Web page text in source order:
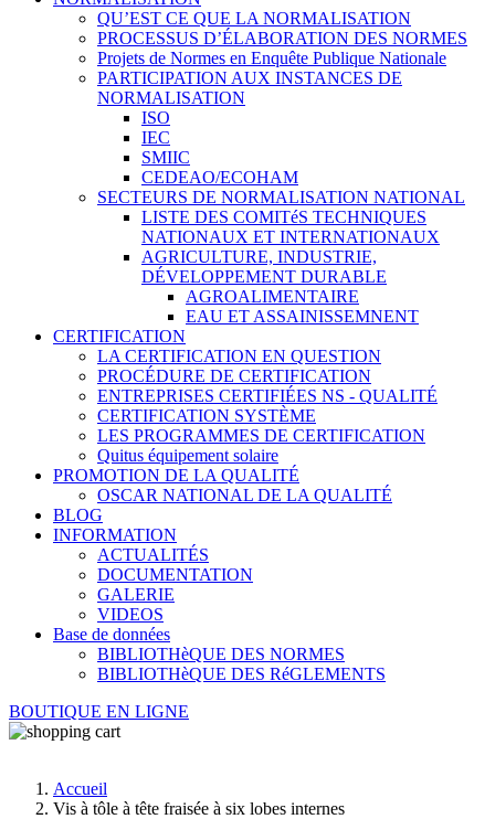
QU’EST CE QUE LA NORMALISATION
PROCESSUS D’ÉLABORATION DES NORMES
Projets de Normes en Enquête Publique Nationale
PARTICIPATION AUX INSTANCES DE
NORMALISATION
ISO
IEC
SMIIC
CEDEAO/ECOHAM
SECTEURS DE NORMALISATION NATIONAL
LISTE DES COMITéS TECHNIQUES
NATIONAUX ET INTERNATIONAUX
AGRICULTURE, INDUSTRIE,
DÉVELOPPEMENT DURABLE
AGROALIMENTAIRE
EAU ET ASSAINISSEMNENT
CERTIFICATION
LA CERTIFICATION EN QUESTION
PROCÉDURE DE CERTIFICATION
ENTREPRISES CERTIFIÉES NS - QUALITÉ
CERTIFICATION SYSTÈME
LES PROGRAMMES DE CERTIFICATION
Quitus équipement solaire
PROMOTION DE LA QUALITÉ
OSCAR NATIONAL DE LA QUALITÉ
BLOG
INFORMATION
ACTUALITÉS
DOCUMENTATION
GALERIE
VIDEOS
Base de données
BIBLIOTHèQUE DES NORMES
BIBLIOTHèQUE DES RéGLEMENTS
BOUTIQUE EN LIGNE
Accueil
Vis à tôle à tête fraisée à six lobes internes